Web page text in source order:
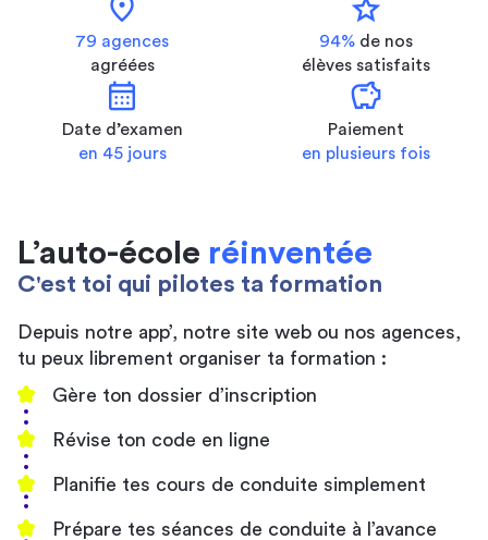
79 agences
agréées
94% de nos
élèves satisfaits
calendar_month
Date d’examen
en 45 jours
savings
Paiement
en plusieurs fois
L’auto-école réinventée
C'est toi qui pilotes ta formation
Depuis notre app’, notre site web ou nos agences,
tu peux librement organiser ta formation :
Gère ton dossier d’inscription
Révise ton code en ligne
Planifie tes cours de conduite simplement
Prépare tes séances de conduite à l’avance